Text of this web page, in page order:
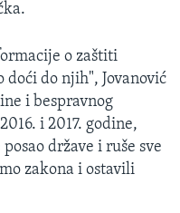
o zaštiti
do njih", Jovanović
i bespravnog
i 2017. godine,
države i ruše sve
zakona i ostavili